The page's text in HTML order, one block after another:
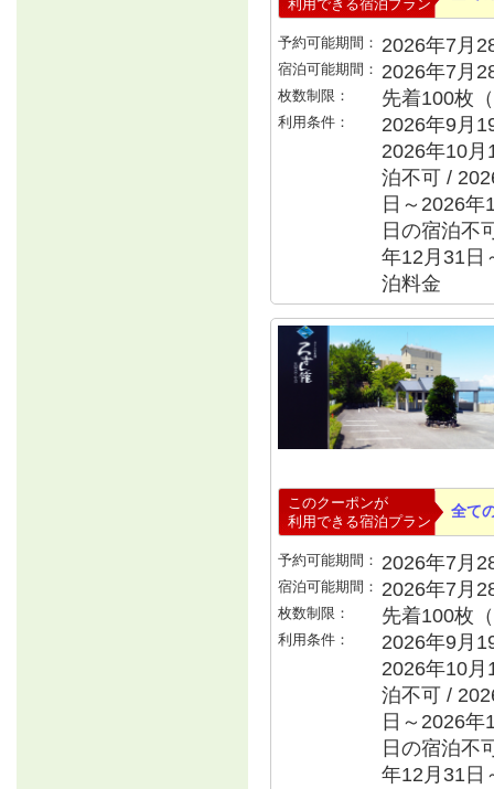
利用できる宿泊プラン
予約可能期間： 2026年7月
宿泊可能期間： 2026年7月
枚数制限： 先着100枚
利用条件：
2026年9月
2026年10
泊不可 /
日～2026
日の宿泊不
年12月31日
泊料金
このクーポンが
利用できる宿泊プラン
全て
予約可能期間： 2026年7月
宿泊可能期間： 2026年7月
枚数制限： 先着100枚
利用条件：
2026年9月
2026年10
泊不可 /
日～2026
日の宿泊不
年12月31日